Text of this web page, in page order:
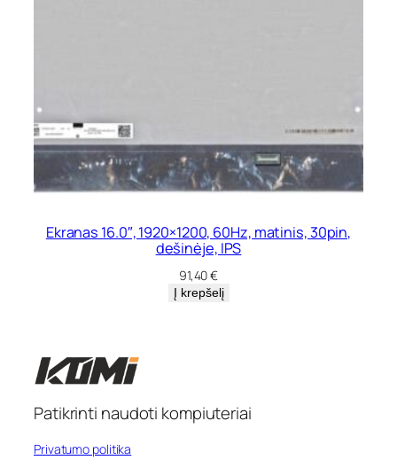
Ekranas 16.0″, 1920×1200, 60Hz, matinis, 30pin,
dešinėje, IPS
91,40€
Į krepšelį
Patikrinti naudoti kompiuteriai
Privatumo politika